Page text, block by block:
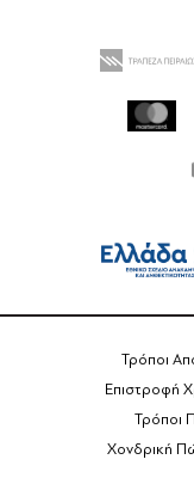
Τρόποι
Επιστροφή
Τρόποι
Χονδρική